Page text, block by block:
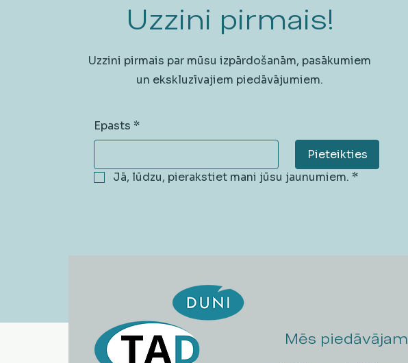
Uzzini pirmais!
Uzzini pirmais par mūsu izpārdošanām, pasākumiem
un ekskluzīvajiem piedāvājumiem.
Epasts *
Pieteikties
Jā, lūdzu, pierakstiet mani jūsu jaunumiem. *
Mēs piedāvājam